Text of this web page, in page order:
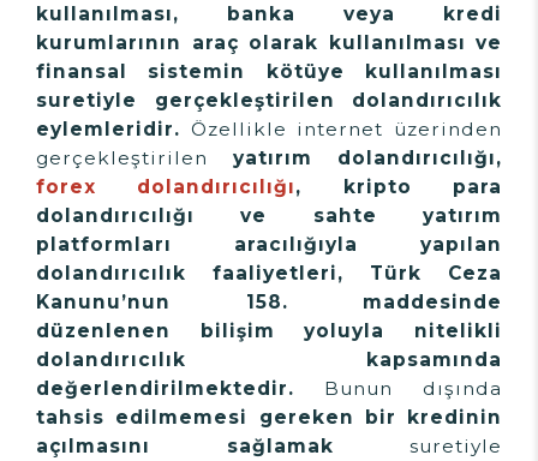
kullanılması, banka veya kredi
kurumlarının araç olarak kullanılması ve
finansal sistemin kötüye kullanılması
suretiyle gerçekleştirilen dolandırıcılık
eylemleridir. Özellikle internet üzerinden
gerçekleştirilen yatırım dolandırıcılığı,
forex dolandırıcılığı, kripto para
dolandırıcılığı ve sahte yatırım
platformları aracılığıyla yapılan
dolandırıcılık faaliyetleri, Türk Ceza
Kanunu’nun 158. maddesinde
düzenlenen bilişim yoluyla nitelikli
dolandırıcılık kapsamında
değerlendirilmektedir. Bunun dışında
tahsis edilmemesi gereken bir kredinin
açılmasını sağlamak suretiyle